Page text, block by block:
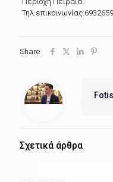
Share
Σχετικά άρθρα